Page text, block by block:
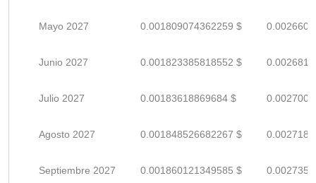
Mayo 2027 0.001809074362259 $
Junio 2027 0.001823385818552 $
Julio 2027 0.00183618869684 $
Agosto 2027 0.001848526682267 $
Septiembre 2027 0.001860121349585 $